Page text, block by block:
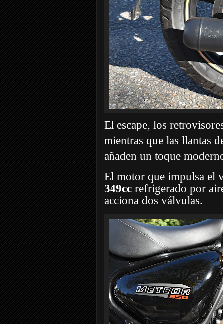
El escape, los
mientras que las llantas
añaden un toque
El motor que impulsa el
349cc refrigerado por
acciona dos válvulas.